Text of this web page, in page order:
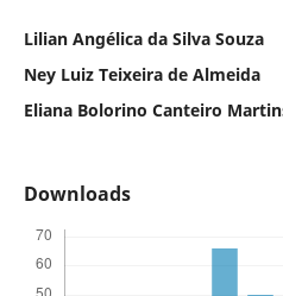
Lilian Angélica da Silva Souza
Ney Luiz Teixeira de Almeida
Eliana Bolorino Canteiro
Downloads